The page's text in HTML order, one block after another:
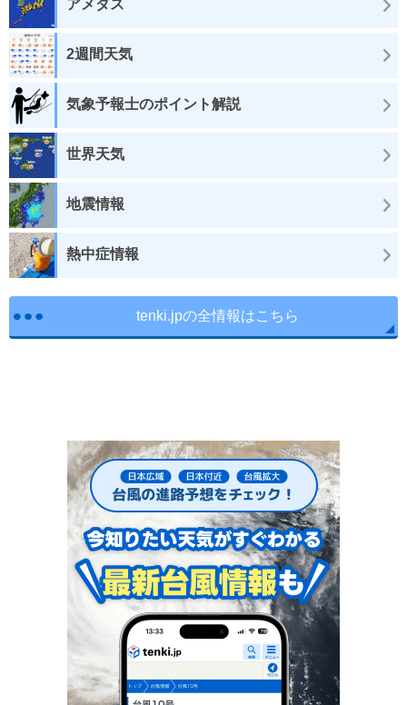
アメダス
2週間天気
気象予報士のポイント解説
世界天気
地震情報
熱中症情報
tenki.jpの全情報はこちら